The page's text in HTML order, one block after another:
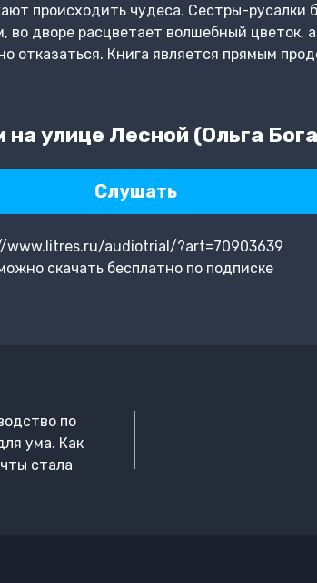
происходить чудеса. Сестры-русалки
во дворе расцветает волшебный цветок,
отказаться. Книга является прямым
улице Лесной (Ольга
Слушать
www.litres.ru/audiotrial/?art=70903639
скачать бесплатно по подписке
по
ума. Как
стала